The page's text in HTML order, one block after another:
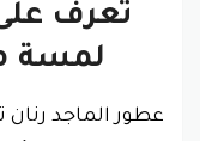
تعرف
لمسة
عطور الماجد رنان